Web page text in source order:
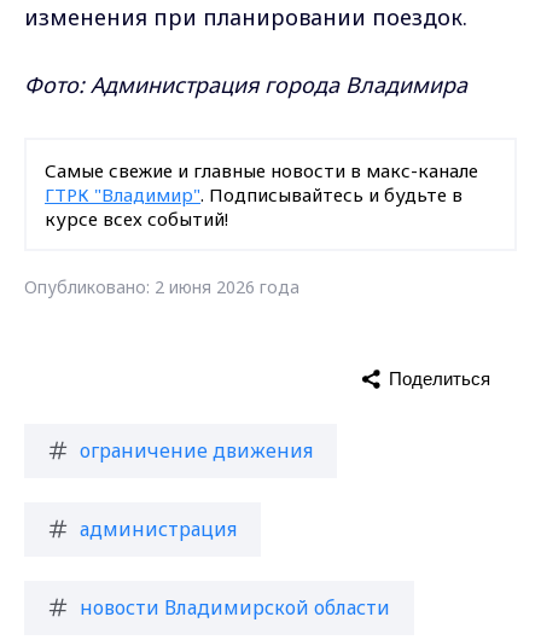
изменения при планировании поездок.
Фото: Администрация города Владимира
Самые свежие и главные новости в макс-канале
ГТРК "Владимир". Подписывайтесь и будьте в
курсе всех событий!
Опубликовано: 2 июня 2026 года
ограничение движения
администрация
новости Владимирской области
Поделиться